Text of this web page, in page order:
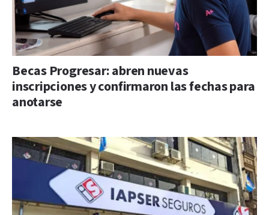
Becas Progresar: abren nuevas
inscripciones y confirmaron las fechas para
anotarse